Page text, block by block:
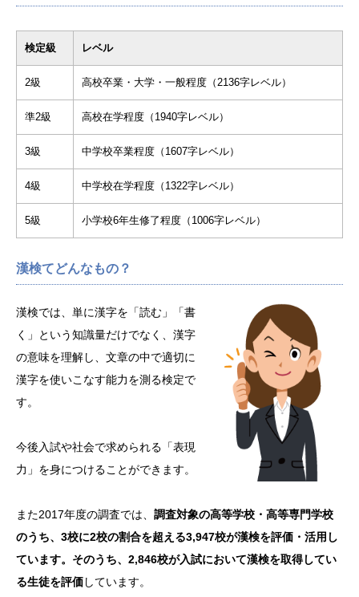
検定級 レベル
2級 高校卒業・大学・一般程度（2136字レベル）
準2級 高校在学程度（1940字レベル）
3級 中学校卒業程度（1607字レベル）
4級 中学校在学程度（1322字レベル）
5級 小学校6年生修了程度（1006字レベル）
漢検てどんなもの？
漢検では、単に漢字を「読む」「書
く」という知識量だけでなく、漢字
の意味を理解し、文章の中で適切に
漢字を使いこなす能力を測る検定で
す。
今後入試や社会で求められる「表現
力」を身につけることができます。
また2017年度の調査では、 調査対象の高等学校・高等専門学校
のうち、3校に2校の割合を超える3,947校が漢検を評価・活用し
ています。そのうち、2,846校が入試において漢検を取得してい
る生徒を評価しています。